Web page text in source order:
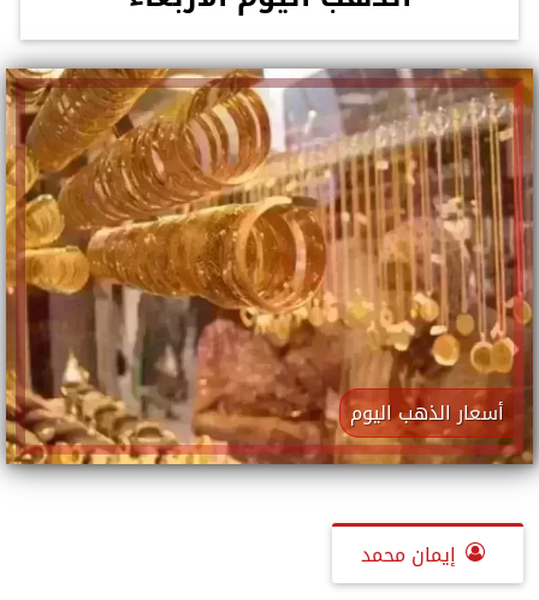
أسعار الذهب اليوم
إيمان محمد